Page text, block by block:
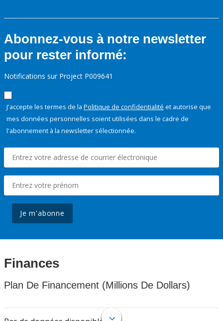
Abonnez-vous à notre newsletter
pour rester informé:
Notifications sur Project P009641
J'accepte les termes de la Politique de confidentialité et autorise que
mes données personnelles soient utilisées dans le cadre de
l'abonnement à la newsletter sélectionnée.
Je m'abonne
Finances
Plan De Financement (Millions De Dollars)